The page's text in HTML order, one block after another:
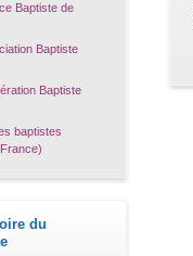
Baptiste de
Baptiste
Baptiste
baptistes
du